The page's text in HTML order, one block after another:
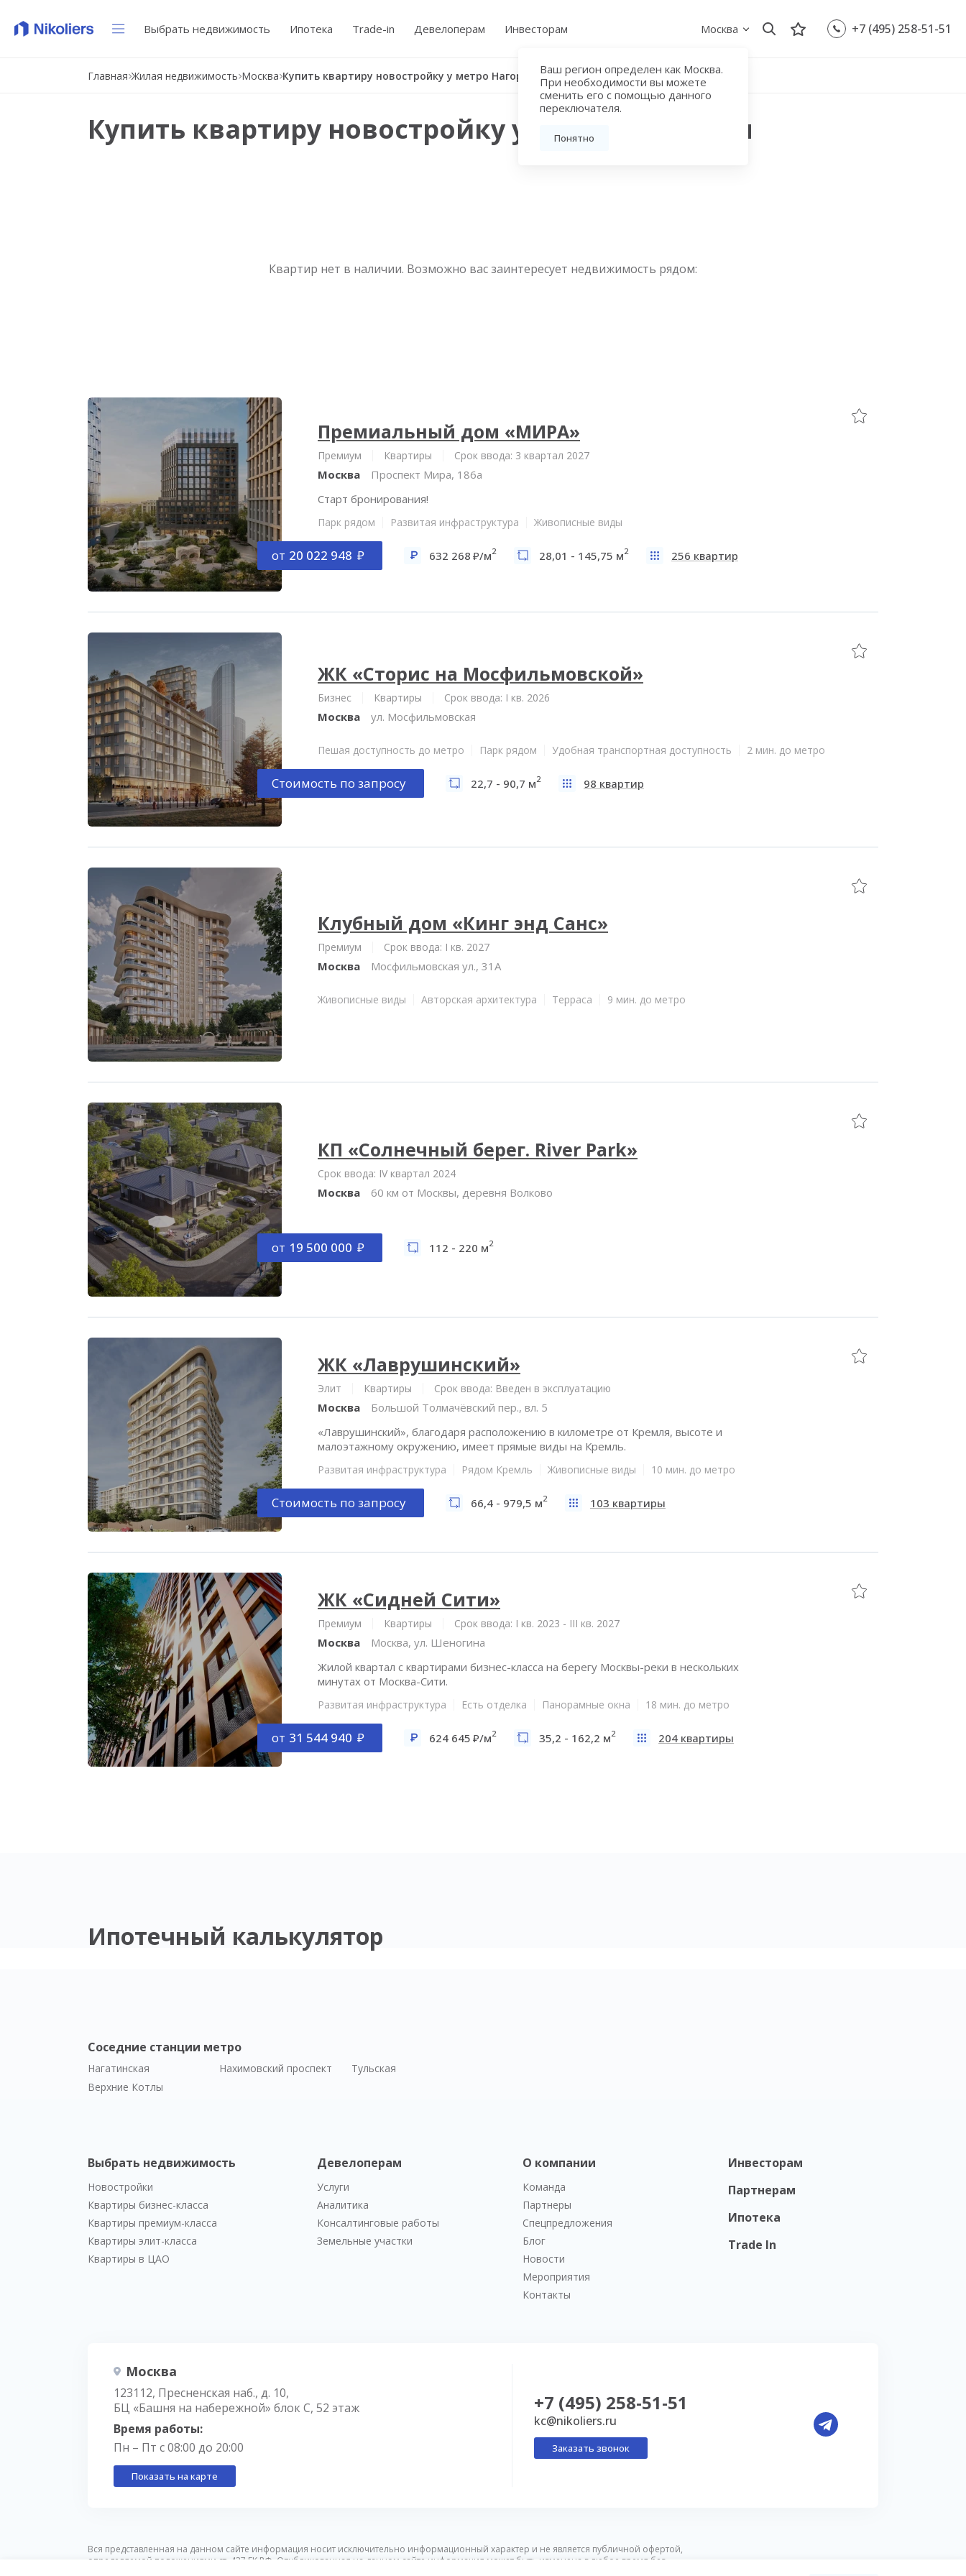
Выбрать недвижимость Ипотека Trade-in Девелоперам Инвесторам Москва
Ваш регион определен как Москва.
При необходимости вы можете
сменить его с помощью данного
переключателя.
Понятно
+7 (495) 258-51-51
Главная Жилая недвижимость Москва Купить квартиру новостройку у метро Нагорная
Купить квартиру новостройку у метро Нагорная
Квартир нет в наличии. Возможно вас заинтересует недвижимость рядом:
Премиальный дом «МИРА»
Премиум Квартиры Срок ввода: 3 квартал 2027
Москва
Проспект Мира, 186а
Старт бронирования!
Парк рядом Развитая инфраструктура Живописные виды
от 20 022 948 632 268 /м2 28,01 - 145,75 м2 256 квартир
ЖК «Сторис на Мосфильмовской»
Бизнес Квартиры Срок ввода: I кв. 2026
Москва ул. Мосфильмовская
Пешая доступность до метро Парк рядом Удобная транспортная доступность 2 мин. до метро
Стоимость по запросу 22,7 - 90,7 м2 98 квартир
Клубный дом «Кинг энд Санс»
Премиум Срок ввода: I кв. 2027
Москва Мосфильмовская ул., 31А
Живописные виды Авторская архитектура Терраса 9 мин. до метро
КП «Солнечный берег. River Park»
Срок ввода: IV квартал 2024
Москва 60 км от Москвы, деревня Волково
от 19 500 000 112 - 220 м2
ЖК «Лаврушинский»
Элит Квартиры Срок ввода: Введен в эксплуатацию
Москва
Большой Толмачёвский пер., вл. 5
«Лаврушинский», благодаря расположению в километре от Кремля, высоте и
малоэтажному окружению, имеет прямые виды на Кремль.
Развитая инфраструктура Рядом Кремль Живописные виды 10 мин. до метро
Стоимость по запросу 66,4 - 979,5 м2 103 квартиры
ЖК «Сидней Сити»
Премиум Квартиры Срок ввода: I кв. 2023 - III кв. 2027
Москва
Москва, ул. Шеногина
Жилой квартал с квартирами бизнес-класса на берегу Москвы-реки в нескольких
минутах от Москва-Сити.
Развитая инфраструктура Есть отделка Панорамные окна 18 мин. до метро
от 31 544 940 624 645 /м2 35,2 - 162,2 м2 204 квартиры
Ипотечный калькулятор
Соседние станции метро
Нагатинская Нахимовский проспект
Тульская
Верхние Котлы
Выбрать недвижимость
Новостройки
Квартиры бизнес-класса
Квартиры премиум-класса
Квартиры элит-класса
Квартиры в ЦАО
Девелоперам
Услуги
Аналитика
Консалтинговые работы
Земельные участки
О компании
Команда
Партнеры
Спецпредложения
Блог
Новости
Мероприятия
Контакты
Инвесторам
Партнерам
Ипотека
Trade In
Москва
123112, Пресненская наб., д. 10,
БЦ «Башня на набережной» блок С, 52 этаж
Время работы:
Пн – Пт с 08:00 до 20:00
Показать на карте
+7 (495) 258-51-51
kc@nikoliers.ru
Заказать звонок
Вся представленная на данном сайте информация носит исключительно информационный характер и не является публичной офертой,
определяемой положениями ст. 437 ГК РФ. Опубликованная на данном сайте информация может быть изменена в любое время без